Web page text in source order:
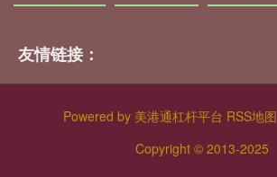
友情链接：
Powered by 美港通杠杆平台 RSS地图
Copyright © 2013-2025